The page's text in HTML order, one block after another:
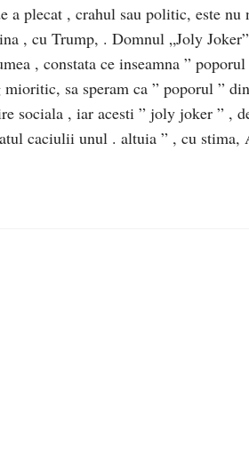
a plecat , crahul sau politic, este
, cu Trump, . Domnul „Joly
, constata ce inseamna ”
sa speram ca ” poporul ”
sociala , iar acesti ” joly joker ” ,
caciulii unul . altuia ” , cu stima,